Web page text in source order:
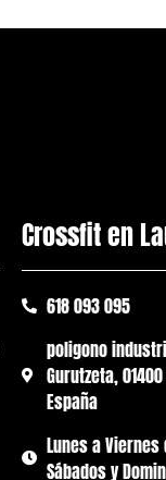
Crossfit en
618 093 095
poligono
Gurutzeta,
España
Lunes a Viernes
Sábados y